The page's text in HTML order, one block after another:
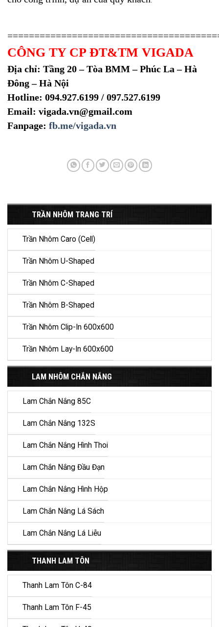
CÔNG TY CP ĐT&TM VIGADA
Địa chỉ: Tầng 20 – Tòa BMM – Phúc La – Hà
Đông – Hà Nội
Hotline: 094.927.6199 / 097.527.6199
Email: vigada.vn@gmail.com
Fanpage: fb.me/vigada.vn
TRẦN NHÔM TRANG TRÍ
Trần Nhôm Caro (Cell)
Trần Nhôm U-Shaped
Trần Nhôm C-Shaped
Trần Nhôm B-Shaped
Trần Nhôm Clip-In 600x600
Trần Nhôm Lay-In 600x600
LAM NHÔM CHẮN NẮNG
Lam Chắn Nắng 85C
Lam Chắn Nắng 132S
Lam Chắn Nắng Hình Thoi
Lam Chắn Nắng Đầu Đạn
Lam Chắn Nắng Hình Hộp
Lam Chắn Nắng Lá Sách
Lam Chắn Nắng Lá Liễu
THANH LAM TÔN
Thanh Lam Tôn C-84
Thanh Lam Tôn F-45